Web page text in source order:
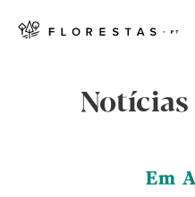
Notícias
Em